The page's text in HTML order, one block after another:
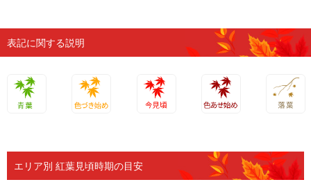
表記に関する説明
エリア別 紅葉見頃時期の目安